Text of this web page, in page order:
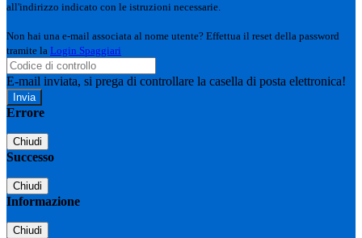
all'indirizzo indicato con le istruzioni necessarie.
Non hai una e-mail associata al nome utente? Effettua il reset della password
tramite la Login Spaggiari
E-mail inviata, si prega di controllare la casella di posta elettronica!
Errore
Chiudi
Successo
Chiudi
Informazione
Chiudi